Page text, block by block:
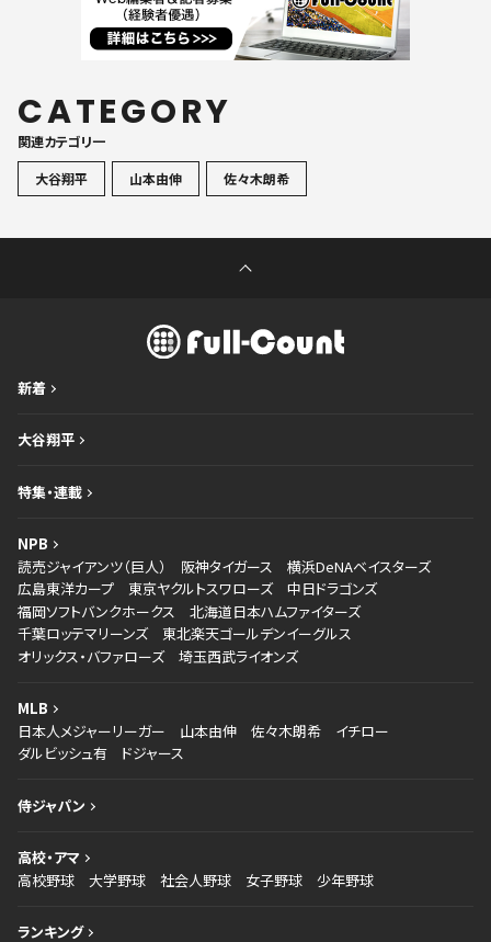
CATEGORY
関連カテゴリ一
大谷翔平
山本由伸 佐々木朗希
新着
大谷翔平
特集・連載
NPB
読売ジャイアンツ（巨人）
阪神タイガース
横浜DeNAベイスターズ
広島東洋カープ
東京ヤクルトスワローズ
中日ドラゴンズ
福岡ソフトバンクホークス
北海道日本ハムファイターズ
千葉ロッテマリーンズ
東北楽天ゴールデンイーグルス
オリックス・バファローズ
埼玉西武ライオンズ
MLB
日本人メジャーリーガー
山本由伸 佐々木朗希
イチロー
ダルビッシュ有
ドジャース
侍ジャパン
高校・アマ
高校野球
大学野球 社会人野球 女子野球 少年野球
ランキング